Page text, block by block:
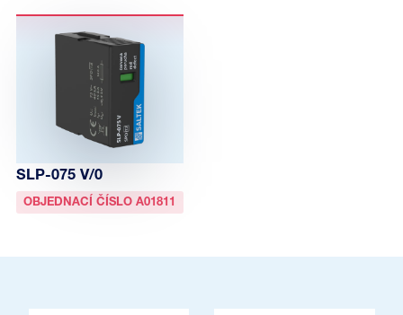
SLP-075 V/0
OBJEDNACÍ ČÍSLO A01811